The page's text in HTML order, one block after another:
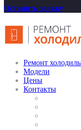
Оставить заявку
Ремонт
Модели
Цены
Контакты